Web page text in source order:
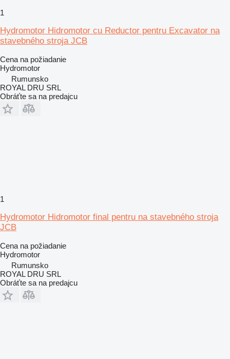
1
Hydromotor Hidromotor cu Reductor pentru Excavator na
stavebného stroja JCB
Cena na požiadanie
Hydromotor
Rumunsko
ROYAL DRU SRL
Obráťte sa na predajcu
1
Hydromotor Hidromotor final pentru na stavebného stroja
JCB
Cena na požiadanie
Hydromotor
Rumunsko
ROYAL DRU SRL
Obráťte sa na predajcu